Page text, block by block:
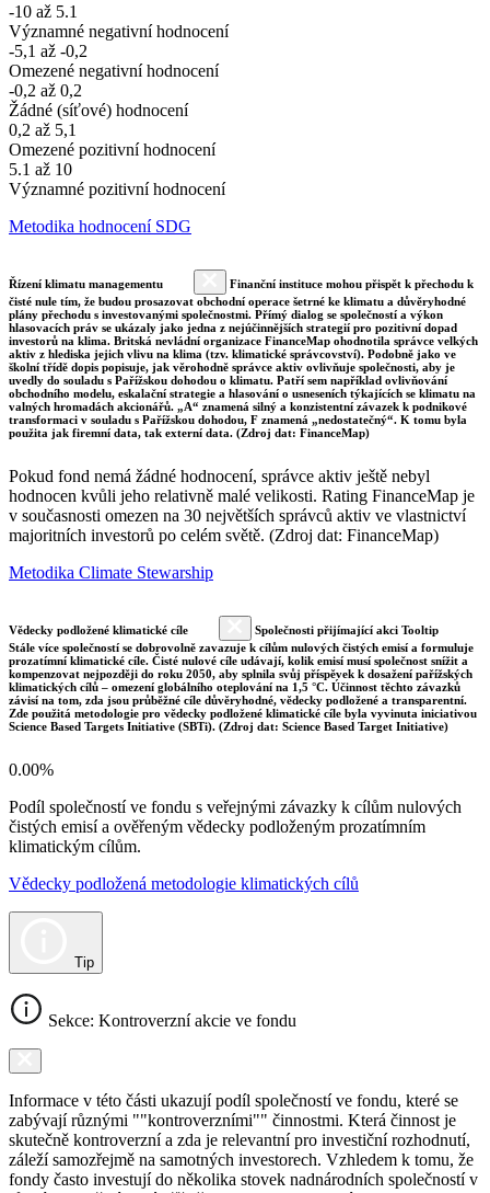
-10 až 5.1
Významné negativní hodnocení
-5,1 až -0,2
Omezené negativní hodnocení
-0,2 až 0,2
Žádné (síťové) hodnocení
0,2 až 5,1
Omezené pozitivní hodnocení
5.1 až 10
Významné pozitivní hodnocení
Metodika hodnocení SDG
Řízení klimatu managementu
Finanční instituce mohou přispět k přechodu k
čisté nule tím, že budou prosazovat obchodní operace šetrné ke klimatu a důvěryhodné
plány přechodu s investovanými společnostmi. Přímý dialog se společností a výkon
hlasovacích práv se ukázaly jako jedna z nejúčinnějších strategií pro pozitivní dopad
investorů na klima. Britská nevládní organizace FinanceMap ohodnotila správce velkých
aktiv z hlediska jejich vlivu na klima (tzv. klimatické správcovství). Podobně jako ve
školní třídě dopis popisuje, jak věrohodně správce aktiv ovlivňuje společnosti, aby je
uvedly do souladu s Pařížskou dohodou o klimatu. Patří sem například ovlivňování
obchodního modelu, eskalační strategie a hlasování o usneseních týkajících se klimatu na
valných hromadách akcionářů. „A“ znamená silný a konzistentní závazek k podnikové
transformaci v souladu s Pařížskou dohodou, F znamená „nedostatečný“. K tomu byla
použita jak firemní data, tak externí data. (Zdroj dat: FinanceMap)
Pokud fond nemá žádné hodnocení, správce aktiv ještě nebyl
hodnocen kvůli jeho relativně malé velikosti. Rating FinanceMap je
v současnosti omezen na 30 největších správců aktiv ve vlastnictví
majoritních investorů po celém světě. (Zdroj dat: FinanceMap)
Metodika Climate Stewarship
Vědecky podložené klimatické cíle
Společnosti přijímající akci Tooltip
Stále více společností se dobrovolně zavazuje k cílům nulových čistých emisí a formuluje
prozatímní klimatické cíle. Čisté nulové cíle udávají, kolik emisí musí společnost snížit a
kompenzovat nejpozději do roku 2050, aby splnila svůj příspěvek k dosažení pařížských
klimatických cílů – omezení globálního oteplování na 1,5 °C. Účinnost těchto závazků
závisí na tom, zda jsou průběžné cíle důvěryhodné, vědecky podložené a transparentní.
Zde použitá metodologie pro vědecky podložené klimatické cíle byla vyvinuta iniciativou
Science Based Targets Initiative (SBTi). (Zdroj dat: Science Based Target Initiative)
0.00%
Podíl společností ve fondu s veřejnými závazky k cílům nulových
čistých emisí a ověřeným vědecky podloženým prozatímním
klimatickým cílům.
Vědecky podložená metodologie klimatických cílů
Tip
Sekce: Kontroverzní akcie ve fondu
Informace v této části ukazují podíl společností ve fondu, které se
zabývají různými ""kontroverzními"" činnostmi. Která činnost je
skutečně kontroverzní a zda je relevantní pro investiční rozhodnutí,
záleží samozřejmě na samotných investorech. Vzhledem k tomu, že
fondy často investují do několika stovek nadnárodních společností v